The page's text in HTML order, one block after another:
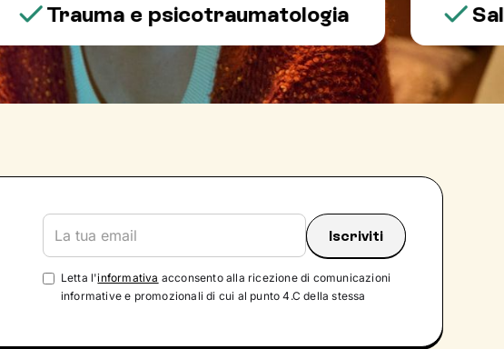
e psicotraumatologia Salute
Letta l'informativa acconsento alla ricezione di comunicazioni
informative e promozionali di cui al punto 4.C della stessa